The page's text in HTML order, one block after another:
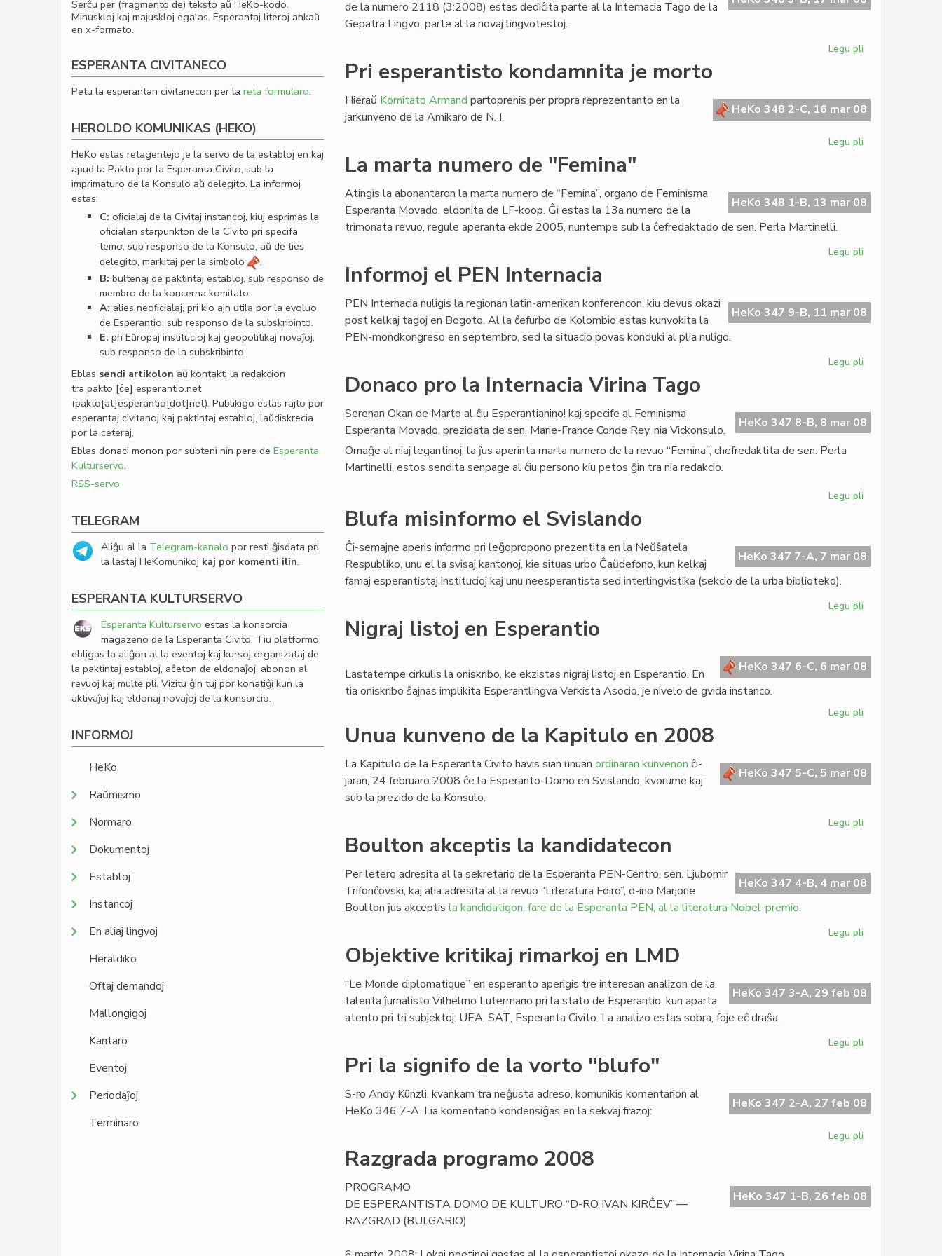
de la numero 2118 (3:2008) estas dediĉita parte al la Internacia Tago de la
Gepatra Lingvo, parte al la novaj lingvotestoj.
Legu pli
3:2008
aperis
Pri esperantisto kondamnita je morto
HeKo 348 2-C, 16 mar 08
Hieraŭ Komitato Armand partoprenis per propra reprezentanto en la
jarkunveno de la Amikaro de N. I.
Legu pli
je
morto
La marta numero de "Femina"
HeKo 348 1-B, 13 mar 08
Atingis la abonantaron la marta numero de “Femina”, organo de Feminisma
Esperanta Movado, eldonita de LF-koop. Ĝi estas la 13a numero de la
trimonata revuo, regule aperanta ekde 2005, nuntempe sub la ĉefredaktado de sen. Perla Martinelli.
Legu pli
de
"Femina"
Informoj el PEN Internacia
HeKo 347 9-B, 11 mar 08
PEN Internacia nuligis la regionan latin-amerikan konferencon, kiu devus okazi
post kelkaj tagoj en Bogoto. Al la ĉefurbo de Kolombio estas kunvokita la
PEN-mondkongreso en septembro, sed la situacio povas konduki al plia nuligo.
Legu pli
Internacia
Donaco pro la Internacia Virina Tago
HeKo 347 8-B, 8 mar 08
Serenan Okan de Marto al ĉiu Esperantianino! kaj specife al Feminisma
Esperanta Movado, prezidata de sen. Marie-France Conde Rey, nia Vickonsulo.
Omaĝe al niaj legantinoj, la ĵus aperinta marta numero de la revuo “Femina”, chefredaktita de sen. Perla
Martinelli, estos sendita senpage al ĉiu persono kiu petos ĝin tra nia redakcio.
Legu pli
Internacia
Virina
Blufa misinformo el Svislando
HeKo 347 7-A, 7 mar 08
Ĉi-semajne aperis informo pri leĝopropono prezentita en la Neŭŝatela
Respubliko, unu el la svisaj kantonoj, kie situas urbo Ĉaŭdefono, kun kelkaj
famaj esperantistaj institucioj kaj unu neesperantista sed interlingvistika (sekcio de la urba biblioteko).
Legu pli
Svislando
Nigraj listoj en Esperantio
HeKo 347 6-C, 6 mar 08
Lastatempe cirkulis la oniskribo, ke ekzistas nigraj listoj en Esperantio. En
tia oniskribo ŝajnas implikita Esperantlingva Verkista Asocio, je nivelo de gvida instanco.
Legu pli
Esperantio
Unua kunveno de la Kapitulo en 2008
HeKo 347 5-C, 5 mar 08
La Kapitulo de la Esperanta Civito havis sian unuan ordinaran kunvenon ĉi-
jaran, 24 februaro 2008 ĉe la Esperanto-Domo en Svislando, kvorume kaj
sub la prezido de la Konsulo.
Legu pli
la
Kapitulo
Boulton akceptis la kandidatecon
HeKo 347 4-B, 4 mar 08
Per letero adresita al la sekretario de la Esperanta PEN-Centro, sen. Ljubomir
Trifonĉovski, kaj alia adresita al la revuo “Literatura Foiro”, d-ino Marjorie
Boulton ĵus akceptis la kandidatigon, fare de la Esperanta PEN, al la literatura Nobel-premio.
Legu pli
kandidatecon
Objektive kritikaj rimarkoj en LMD
HeKo 347 3-A, 29 feb 08
“Le Monde diplomatique” en esperanto aperigis tre interesan analizon de la
talenta ĵurnalisto Vilhelmo Lutermano pri la stato de Esperantio, kun aparta
atento pri tri subjektoj: UEA, SAT, Esperanta Civito. La analizo estas sobra, foje eĉ draŝa.
Legu pli
en
LMD
Pri la signifo de la vorto "blufo"
HeKo 347 2-A, 27 feb 08
S-ro Andy Künzli, kvankam tra neĝusta adreso, komunikis komentarion al
HeKo 346 7-A. Lia komentario kondensiĝas en la sekvaj frazoj:
Legu pli
de
la
Razgrada programo 2008
HeKo 347 1-B, 26 feb 08
PROGRAMO
DE ESPERANTISTA DOMO DE KULTURO “D-RO IVAN KIRĈEV” —
RAZGRAD (BULGARIO)
Serĉu per (fragmento de) teksto aŭ HeKo-kodo.
Minuskloj kaj majuskloj egalas. Esperantaj literoj ankaŭ
en x-formato.
ESPERANTA CIVITANECO
Petu la esperantan civitanecon per la reta formularo.
HEROLDO KOMUNIKAS (HEKO)
HeKo estas retagentejo je la servo de la establoj en kaj
apud la Pakto por la Esperanta Civito, sub la
imprimaturo de la Konsulo aŭ delegito. La informoj
estas:
C: oﬁcialaj de la Civitaj instancoj, kiuj esprimas la
oﬁcialan starpunkton de la Civito pri specifa
temo, sub responso de la Konsulo, aŭ de ties
delegito, markitaj per la simbolo
.
B: bultenaj de paktintaj establoj, sub responso de
membro de la koncerna komitato.
A: alies neoﬁcialaj, pri kio ajn utila por la evoluo
de Esperantio, sub responso de la subskribinto.
E: pri Eŭropaj institucioj kaj geopolitikaj novaĵoj,
sub responso de la subskribinto.
Eblas sendi artikolon aŭ kontakti la redakcion
tra pakto [ĉe] esperantio.net
(pakto[at]esperantio[dot]net). Publikigo estas rajto por
esperantaj civitanoj kaj paktintaj establoj, laŭdiskrecia
por la ceteraj.
Eblas donaci monon por subteni nin pere de Esperanta
Kulturservo.
RSS-servo
TELEGRAM
Aliĝu al la Telegram-kanalo por resti ĝisdata pri
la lastaj HeKomunikoj kaj por komenti ilin.
ESPERANTA KULTURSERVO
Esperanta Kulturservo estas la konsorcia
magazeno de la Esperanta Civito. Tiu platformo
ebligas la aliĝon al la eventoj kaj kursoj organizataj de
la paktintaj establoj, aĉeton de eldonaĵoj, abonon al
revuoj kaj multe pli. Vizitu ĝin tuj por konatiĝi kun la
aktivaĵoj kaj eldonaj novaĵoj de la konsorcio.
INFORMOJ
HeKo
Raŭmismo
Normaro
Dokumentoj
Establoj
Instancoj
En aliaj lingvoj
Heraldiko
Oftaj demandoj
Mallongigoj
Kantaro
Eventoj
Periodaĵoj
Terminaro